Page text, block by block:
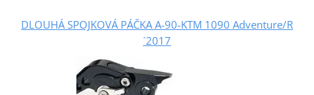
DLOUHÁ SPOJKOVÁ PÁČKA A-90-KTM 1090 Adventure/R
´2017